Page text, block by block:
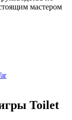
мастером
Toilet